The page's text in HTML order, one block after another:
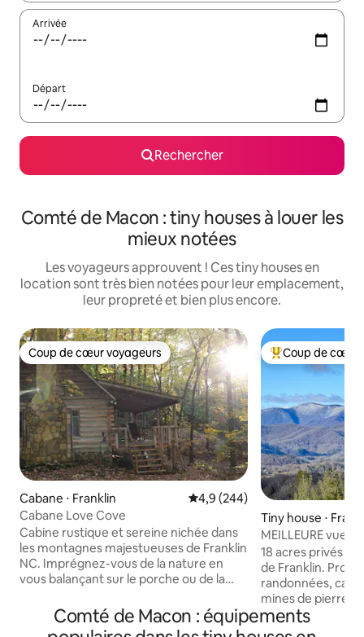
Arrivée
Départ
Rechercher
Comté de Macon : tiny houses à louer les
mieux notées
Les voyageurs approuvent ! Ces tiny houses en
location sont très bien notées pour leur emplacement,
leur propreté et bien plus encore.
Coup de cœur voyageurs
Coup de cœur voyageurs
Cabane ⋅ Franklin Évaluation moyenne sur la
4,9 (244)
Cabane Love Cove
Cabine rustique et sereine nichée dans
les montagnes majestueuses de Franklin
NC. Imprégnez-vous de la nature en
vous balançant sur le porche ou de la
cheminée en pierre. De nombreux
hectares à explorer à votre porte : accès
Coups de cœur
Coup de cœur
Tiny house ⋅
MEILLEURE vue
Franklin !
18 acres privés
de Franklin.
randonnées,
mines de pierres
restaurants de la
encore ! À
Comté de Macon : équipements